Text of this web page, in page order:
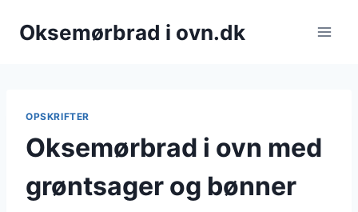
Oksemørbrad i ovn.dk
OPSKRIFTER
Oksemørbrad i ovn med
grøntsager og bønner